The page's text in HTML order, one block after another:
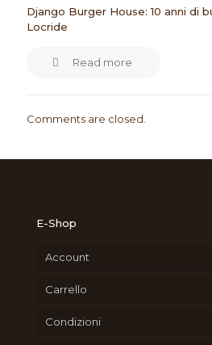
Django Burger House: 10 anni di
Locride
Read more
Comments are closed.
E-Shop
Account
Carrello
Condizioni